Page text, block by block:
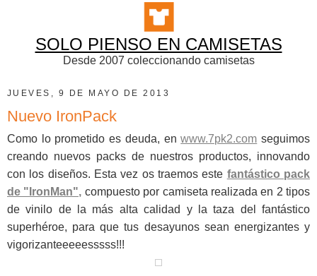
SOLO PIENSO EN CAMISETAS
Desde 2007 coleccionando camisetas
JUEVES, 9 DE MAYO DE 2013
Nuevo IronPack
Como lo prometido es deuda, enwww.7pk2.com seguimos
creando nuevos packs de nuestros productos, innovando
con los diseños. Esta vez os traemos este fantástico pack
de "IronMan", compuesto por camiseta realizada en 2 tipos
de vinilo de la más alta calidad y la taza del fantástico
superhéroe, para que tus desayunos sean energizantes y
vigorizanteeeeesssss!!!